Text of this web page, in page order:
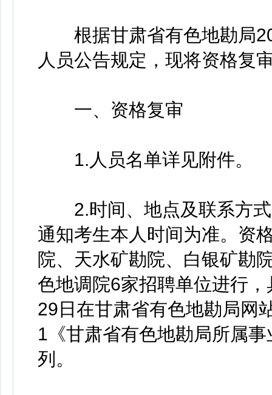
根据甘肃省有色地勘局
人员公告规定，现将资格复
一、资格复审
1.人员名单详见附件。
2.时间、地点及联系方式
通知考生本人时间为准。资
院、天水矿勘院、白银矿勘
色地调院6家招聘单位进行
29日在甘肃省有色地勘局网
1《甘肃省有色地勘局所属
列。